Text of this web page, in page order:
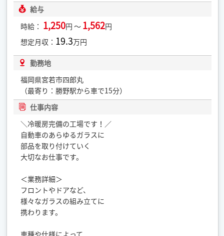
給与
時給： 1,250円 ～ 1,562円
想定月収： 19.3万円
勤務地
福岡県宮若市四郎丸
（最寄り：勝野駅から車で15分）
仕事内容
＼冷暖房完備の工場です！／
自動車のあらゆるガラスに
部品を取り付けていく
大切なお仕事です。
＜業務詳細＞
フロントやドアなど、
様々なガラスの組み立てに
携わります。
車種や仕様によって